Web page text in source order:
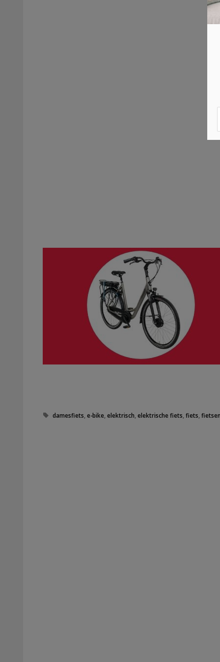
Tags
damesfiets ,e-bike ,elektrisch ,elektrische fiets ,fiets ,fietsen